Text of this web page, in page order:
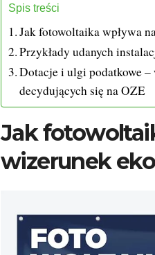
Spis treści
Jak fotowoltaika wpływa
Przykłady udanych
Dotacje i ulgi podatkowe
decydujących się na OZE
Jak
wizerunek